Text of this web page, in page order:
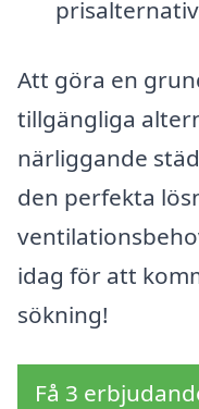
Att göra en
tillgängliga
närliggande
den perfekta
idag för att
sökning!
Få 3